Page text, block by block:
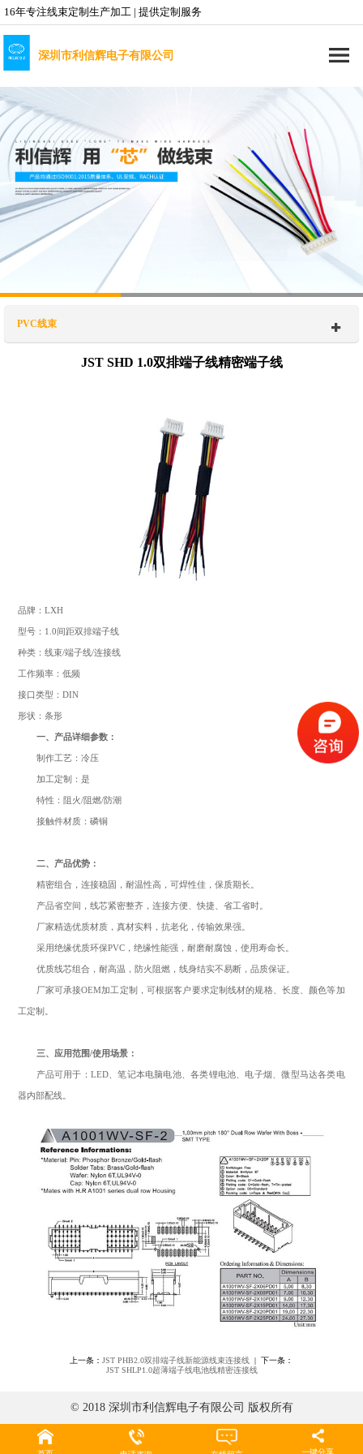
16年专注线束定制生产加工 | 提供定制服务
深圳市利信辉电子有限公司
PVC线束
JST SHD 1.0双排端子线精密端子线
品牌：LXH
型号：1.0间距双排端子线
种类：线束/端子线/连接线
工作频率：低频
接口类型：DIN
形状：条形
一、产品详细参数：
制作工艺：冷压
加工定制：是
特性：阻火/阻燃/防潮
接触件材质：磷铜
二、产品优势：
精密组合，连接稳固，耐温性高，可焊性佳，保质期长。
产品省空间，线芯紧密整齐，连接方便、快捷、省工省时。
厂家精选优质材质，真材实料，抗老化，传输效果强。
采用绝缘优质环保PVC，绝缘性能强，耐磨耐腐蚀，使用寿命长。
优质线芯组合，耐高温，防火阻燃，线身结实不易断，品质保证。
厂家可承接OEM加工定制，可根据客户要求定制线材的规格、长度、颜色等加
工定制。
三、应用范围/使用场景：
产品可用于：LED、笔记本电脑电池、各类锂电池、电子烟、微型马达各类电
器内部配线。
上一条： JST PHB2.0双排端子线新能源线束连接线 | 下一条：
JST SHLP1.0超薄端子线电池线精密连接线
© 2018 深圳市利信辉电子有限公司 版权所有
一键分享